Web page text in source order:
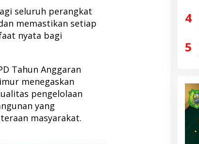
seluruh perangkat
memastikan setiap
nyata bagi
Tahun Anggaran
menegaskan
pengelolaan
yang
masyarakat.
4
5